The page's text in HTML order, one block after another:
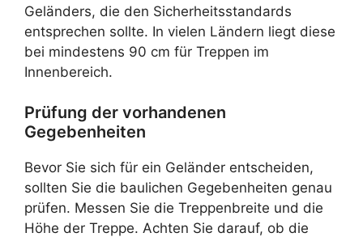
Geländers, die den Sicherheitsstandards
entsprechen sollte. In vielen Ländern liegt diese
bei mindestens 90 cm für Treppen im
Innenbereich.
Prüfung der vorhandenen
Gegebenheiten
Bevor Sie sich für ein Geländer entscheiden,
sollten Sie die baulichen Gegebenheiten genau
prüfen. Messen Sie die Treppenbreite und die
Höhe der Treppe. Achten Sie darauf, ob die